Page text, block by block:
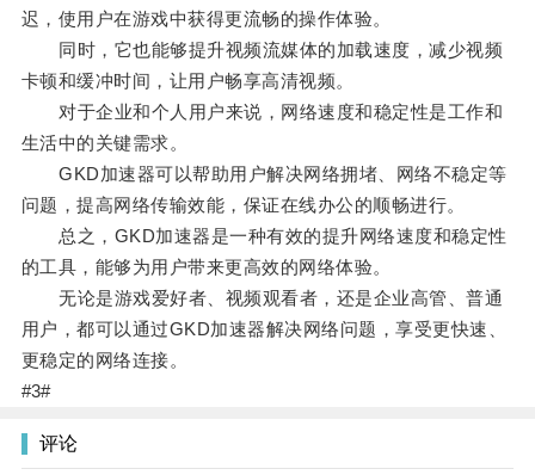
迟，使用户在游戏中获得更流畅的操作体验。
同时，它也能够提升视频流媒体的加载速度，减少视频
卡顿和缓冲时间，让用户畅享高清视频。
对于企业和个人用户来说，网络速度和稳定性是工作和
生活中的关键需求。
GKD加速器可以帮助用户解决网络拥堵、网络不稳定等
问题，提高网络传输效能，保证在线办公的顺畅进行。
总之，GKD加速器是一种有效的提升网络速度和稳定性
的工具，能够为用户带来更高效的网络体验。
无论是游戏爱好者、视频观看者，还是企业高管、普通
用户，都可以通过GKD加速器解决网络问题，享受更快速、
更稳定的网络连接。
#3#
评论